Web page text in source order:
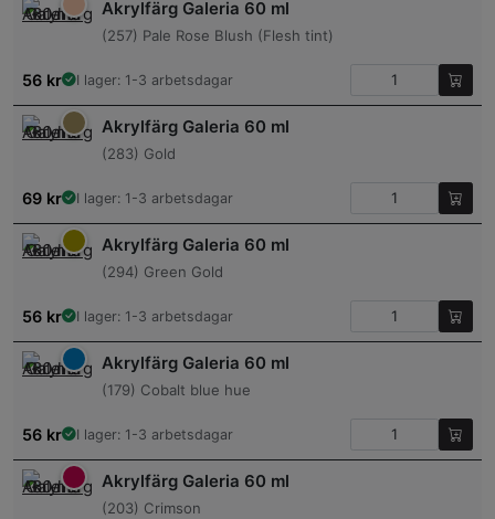
Akrylfärg Galeria 60 ml
(257) Pale Rose Blush (Flesh tint)
56 kr I lager: 1-3 arbetsdagar
Akrylfärg Galeria 60 ml
(283) Gold
69 kr I lager: 1-3 arbetsdagar
Akrylfärg Galeria 60 ml
(294) Green Gold
56 kr I lager: 1-3 arbetsdagar
Akrylfärg Galeria 60 ml
(179) Cobalt blue hue
56 kr I lager: 1-3 arbetsdagar
Akrylfärg Galeria 60 ml
(203) Crimson